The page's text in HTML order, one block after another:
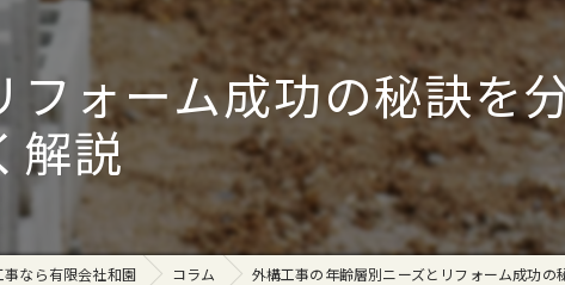
デザイン
フェンス
駐車場
ブロック
リノベーション
ォーム成功の秘訣を
解説
なら有限会社和園 コラム 外構工事の年齢層別ニーズとリフォーム成功の